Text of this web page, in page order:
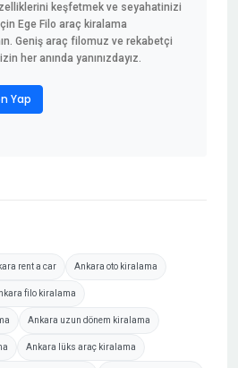
keşfetmek ve seyahatinizi
Ege Filo araç kiralama
Geniş araç filomuz ve rekabetçi
her anında yanınızdayız.
Yap
rent a car Ankara oto kiralama
filo kiralama
Ankara uzun dönem kiralama
Ankara lüks araç kiralama